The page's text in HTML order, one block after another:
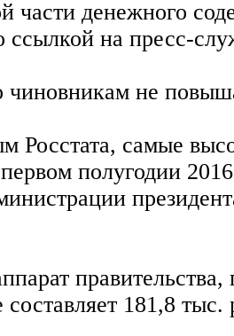
части денежного
ссылкой на пресс-
чиновникам не
Росстата, самые
полугодии
правительства,
составляет 181,8 тыс.